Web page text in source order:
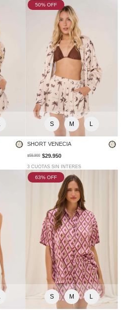
50% OFF
S M L
SHORT VENECIA
$59.900 $29.950
3 CUOTAS SIN INTERES
63% OFF
S M L